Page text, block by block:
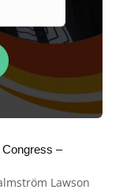
Congress –
Lawson